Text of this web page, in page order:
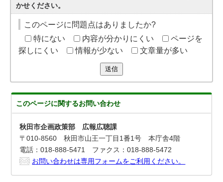
かせください。
このページに問題点はありましたか?
特にない
内容が分かりにくい
ページを
探しにくい
情報が少ない 文章量が多い
送信
このページに関するお問い合わせ
秋田市企画政策部 広報広聴課
〒010-8560 秋田市山王一丁目1番1号 本庁舎4階
電話：018-888-5471 ファクス：018-888-5472
お問い合わせは専用フォームをご利用ください。